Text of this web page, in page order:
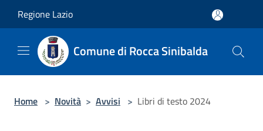
Regione Lazio
Comune di Rocca Sinibalda
Home > Novità > Avvisi > Libri di testo 2024